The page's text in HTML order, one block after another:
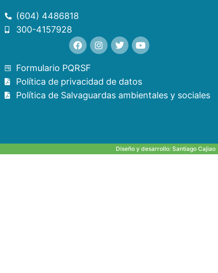
(604) 4486818
300-4157928
Formulario PQRSF
Política de privacidad de datos
Política de Salvaguardas ambientales y sociales
Diseño y desarrollo: Santiago Cajiao